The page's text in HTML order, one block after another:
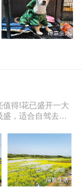
得!花已盛开一大
，适合自驾去拍